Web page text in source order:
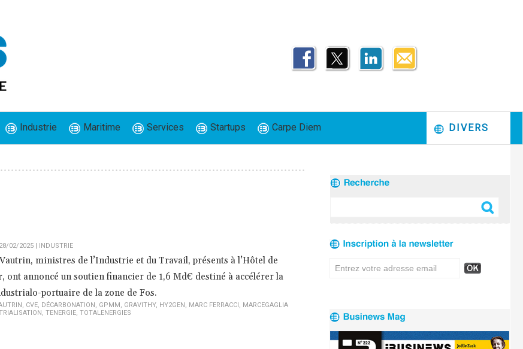
Industrie Maritime Services Startups Carpe Diem DIVERS
02/2025| INDUSTRIE
ministres de l’Industrie et du Travail, présents à l’Hôtel de
annoncé un soutien financier de 1,6 Md€ destiné à accélérer la
portuaire de la zone de Fos.
, CVE, DÉCARBONATION , GPMM , GRAVITHY, HY2GEN , MARC FERRACCI , MARCEGAGLIA
, TENERGIE, TOTALENERGIES